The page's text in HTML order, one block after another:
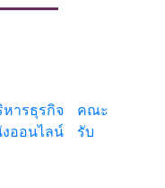
ารธุรกิจ
คณะ
ออนไลน์
รับ